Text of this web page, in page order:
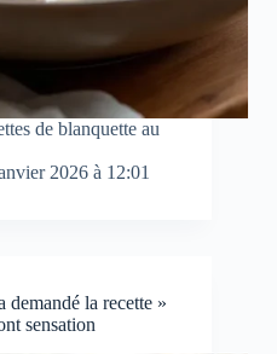
de blanquette au
2026 à 12:01
demandé la recette »
sensation